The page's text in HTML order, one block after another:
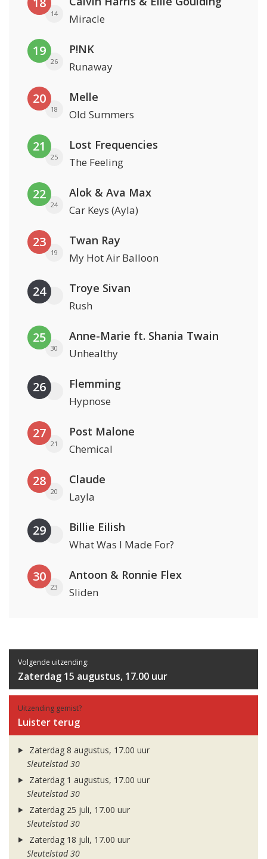
14 Miracle
19
26
P!NK
Runaway
20
18
Melle
Old Summers
21
25
Lost Frequencies
The Feeling
22
24
Alok & Ava Max
Car Keys (Ayla)
23
19
Twan Ray
My Hot Air Balloon
24 Troye Sivan
Rush
25
30
Anne-Marie ft. Shania Twain
Unhealthy
26 Flemming
Hypnose
27
21
Post Malone
Chemical
28
20
Claude
Layla
29 Billie Eilish
What Was I Made For?
30
23
Antoon & Ronnie Flex
Sliden
Volgende uitzending:
Zaterdag 15 augustus, 17.00 uur
Uitzending gemist?
Luister terug
Zaterdag 8 augustus, 17.00 uur
Sleutelstad 30
Zaterdag 1 augustus, 17.00 uur
Sleutelstad 30
Zaterdag 25 juli, 17.00 uur
Sleutelstad 30
Zaterdag 18 juli, 17.00 uur
Sleutelstad 30